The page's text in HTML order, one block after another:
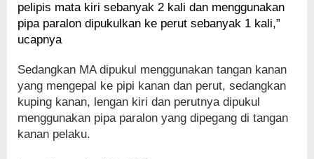
pelipis mata kiri sebanyak 2 kali dan menggunakan
pipa paralon dipukulkan ke perut sebanyak 1 kali,”
ucapnya
Sedangkan MA dipukul menggunakan tangan kanan
yang mengepal ke pipi kanan dan perut, sedangkan
kuping kanan, lengan kiri dan perutnya dipukul
menggunakan pipa paralon yang dipegang di tangan
kanan pelaku.